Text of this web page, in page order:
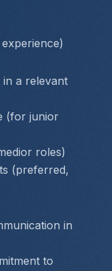
a relevant
(for junior
roles)
(preferred,
in
to